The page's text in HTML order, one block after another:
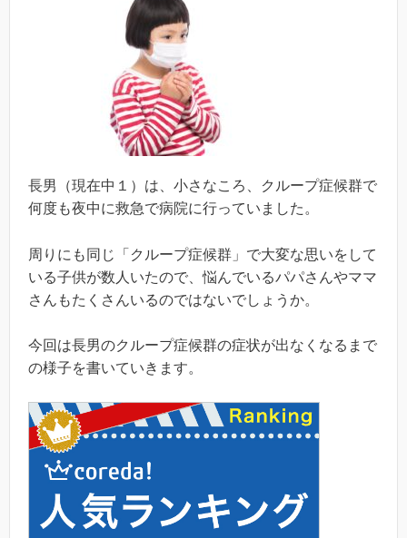
長男（現在中１）は、小さなころ、クループ症候群で
何度も夜中に救急で病院に行っていました。
周りにも同じ「クループ症候群」で大変な思いをして
いる子供が数人いたので、悩んでいるパパさんやママ
さんもたくさんいるのではないでしょうか。
今回は長男のクループ症候群の症状が出なくなるまで
の様子を書いていきます。